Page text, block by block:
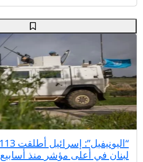
لبنان في أعلى مؤشر منذ أسابيع